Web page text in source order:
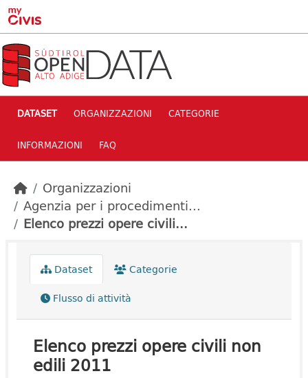
Skip to main content
DATASET ORGANIZZAZIONI CATEGORIE
INFORMAZIONI FAQ
Organizzazioni
Agenzia per i procedimenti...
Elenco prezzi opere civili...
Dataset
Categorie
Flusso di attività
Elenco prezzi opere civili non
edili 2011